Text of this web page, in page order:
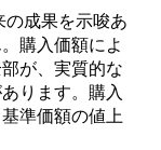
成果を示唆あ
購入価額によ
が、実質的な
ります。購入
準価額の値上